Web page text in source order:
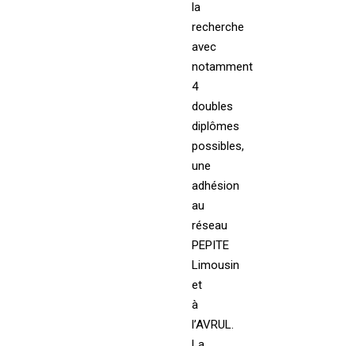
la
recherche
avec
notamment
4
doubles
diplômes
possibles,
une
adhésion
au
réseau
PEPITE
Limousin
et
à
l’AVRUL.